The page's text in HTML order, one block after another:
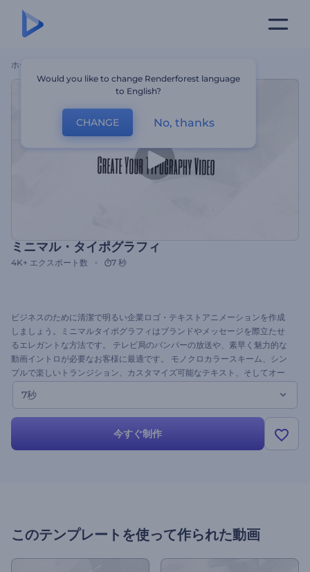
ホーム
ミニマル・タイポグラフィ
4K+ エクスポート数 7 秒
ビジネスのために清潔で明るい企業ロゴ・テキストアニメーションを作成
しましょう。ミニマルタイポグラフィはブランドやメッセージを際立たせ
るエレガントな方法です。 テレビ局のバンパーの放送や、素早く魅力的な
動画イントロが必要なお客様に最適です。 モノクロカラースキーム、シン
プルで楽しいトランジション、カスタマイズ可能なテキスト、そしてオー
ダーメードな音楽を特徴とするこのテンプレートは、プレゼントするのと
同じく作るのも楽しいです。今すぐ試してみてください。
7秒
今すぐ制作
このテンプレートを使って作られた動画
Would you like to change Renderforest language
to English?
CHANGE No, thanks